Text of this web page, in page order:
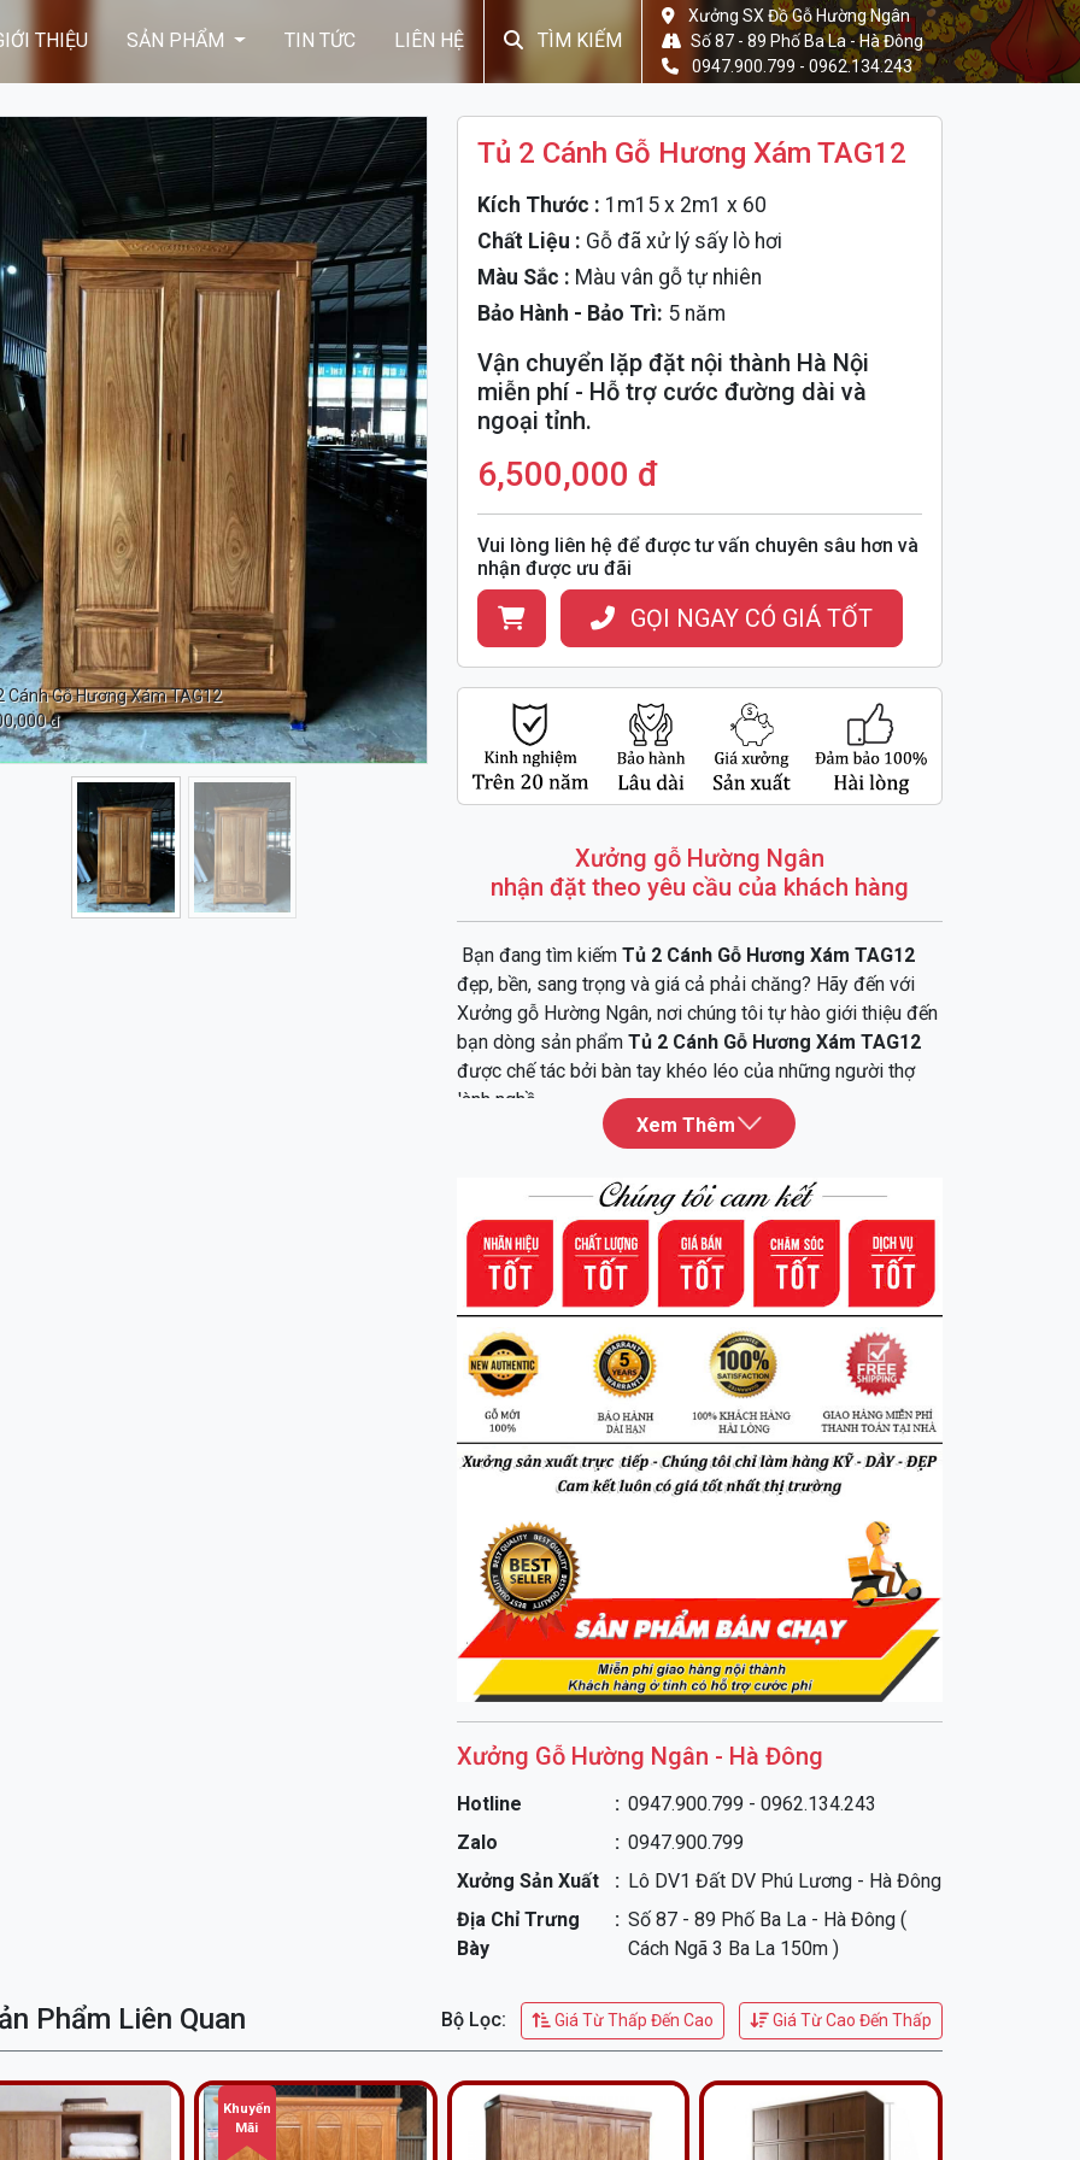
THIỆU SẢN PHẨM TIN TỨC LIÊN HỆ TÌM KIẾM
Xưởng SX Đồ Gỗ Hường Ngân
Số 87 - 89 Phố Ba La - Hà Đông
0947.900.799 - 0962.134.243
Cánh Gỗ Hương Xám TAG12
đ
Tủ 2 Cánh Gỗ Hương Xám TAG12
Kích Thước : 1m15 x 2m1 x 60
Chất Liệu : Gỗ đã xử lý sấy lò hơi
Màu Sắc : Màu vân gỗ tự nhiên
Bảo Hành - Bảo Trì: 5 năm
Vận chuyển lặp đặt nội thành Hà Nội
miễn phí - Hỗ trợ cước đường dài và
ngoại tỉnh.
6,500,000 đ
Vui lòng liên hệ để được tư vấn chuyên sâu hơn và
nhận được ưu đãi
GỌI NGAY CÓ GIÁ TỐT
Xưởng gỗ Hường Ngân
nhận đặt theo yêu cầu của khách hàng
Bạn đang tìm kiếm Tủ 2 Cánh Gỗ Hương Xám TAG12
đẹp, bền, sang trọng và giá cả phải chăng? Hãy đến với
Xưởng gỗ Hường Ngân, nơi chúng tôi tự hào giới thiệu đến
bạn dòng sản phẩm Tủ 2 Cánh Gỗ Hương Xám TAG12
được chế tác bởi bàn tay khéo léo của những người thợ
lành nghề.
Tủ 2 Cánh Gỗ Hương Xám TAG12được làm từ gỗ đã
qua xử lý chống mối mọt, cong vênh, đảm bảo độ bền đẹp
phù hợp với thị hiếu số đông người, sơn phủ 7 lớp và
không độc hại cho người tiêu dùng .
Những điểm nổi bật của Xưởng gỗ Hường Ngân,
chúng tôi:
Cam kết sử dụng gỗ chất lượng cao, đã qua xử lý hấp
Xưởng Gỗ Hường Ngân - Hà Đông
Hotline
0947.900.799 - 0962.134.243
Zalo
0947.900.799
Xưởng Sản Xuất
Lô DV1 Đất DV Phú Lương - Hà Đông
Địa Chỉ Trưng
Bày
Số 87 - 89 Phố Ba La - Hà Đông (
Cách Ngã 3 Ba La 150m )
Phẩm Liên Quan Bộ Lọc: Giá Từ Thấp Đến Cao Giá Từ Cao Đến Thấp
Khuyến
Mãi